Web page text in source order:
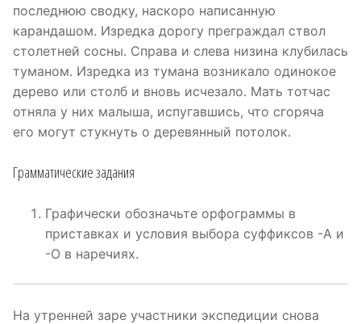
последнюю сводку, наскоро написанную
карандашом. Изредка дорогу преграждал ствол
столетней сосны. Справа и слева низина клубилась
туманом. Изредка из тумана возникало одинокое
дерево или столб и вновь исчезало. Мать тотчас
отняла у них малыша, испугавшись, что сгоряча
его могут стукнуть о деревянный потолок.
Грамматические задания
Графически обозначьте орфограммы в
приставках и условия выбора суффиксов -А и
-О в наречиях.
На утренней заре участники экспедиции снова